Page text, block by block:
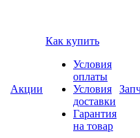
Акции
Как купить
Условия
оплаты
Условия
доставки
Гарантия
на товар